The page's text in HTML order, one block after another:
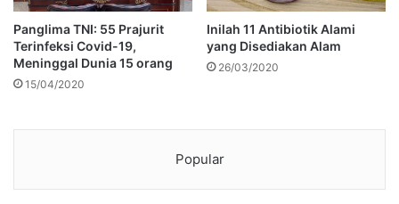
Panglima TNI: 55 Prajurit
Terinfeksi Covid-19,
Meninggal Dunia 15 orang
15/04/2020
Inilah 11 Antibiotik Alami
yang Disediakan Alam
26/03/2020
Popular